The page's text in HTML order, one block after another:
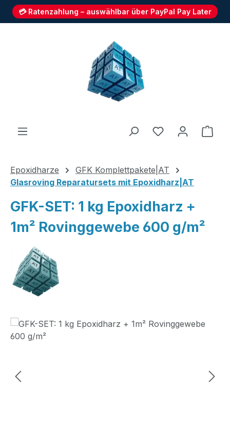
💳 Ratenzahlung – auswählbar über PayPal Pay Later
Du hast 0
Epoxidharze
GFK Komplettpakete|AT
Glasroving Reparatursets mit Epoxidharz|AT
GFK-SET: 1 kg Epoxidharz +
1m² Rovinggewebe 600 g/m²